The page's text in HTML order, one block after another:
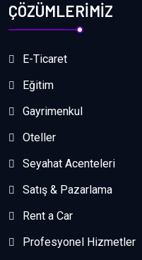
ÇÖZÜMLERİMİZ
E-Ticaret
Eğitim
Gayrimenkul
Oteller
Seyahat Acenteleri
Satış & Pazarlama
Rent a Car
Profesyonel Hizmetler